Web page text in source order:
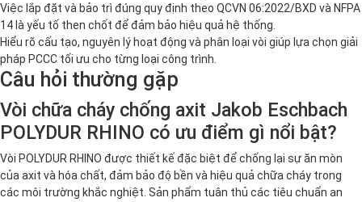
Việc lắp đặt và bảo trì đúng quy định theo QCVN 06:2022/BXD và NFPA
14 là yếu tố then chốt để đảm bảo hiệu quả hệ thống.
Hiểu rõ cấu tạo, nguyên lý hoạt động và phân loại vòi giúp lựa chọn giải
pháp PCCC tối ưu cho từng loại công trình.
Câu hỏi thường gặp
Vòi chữa cháy chống axit Jakob Eschbach
POLYDUR RHINO có ưu điểm gì nổi bật?
Vòi POLYDUR RHINO được thiết kế đặc biệt để chống lại sự ăn mòn
của axit và hóa chất, đảm bảo độ bền và hiệu quả chữa cháy trong
các môi trường khắc nghiệt. Sản phẩm tuân thủ các tiêu chuẩn an